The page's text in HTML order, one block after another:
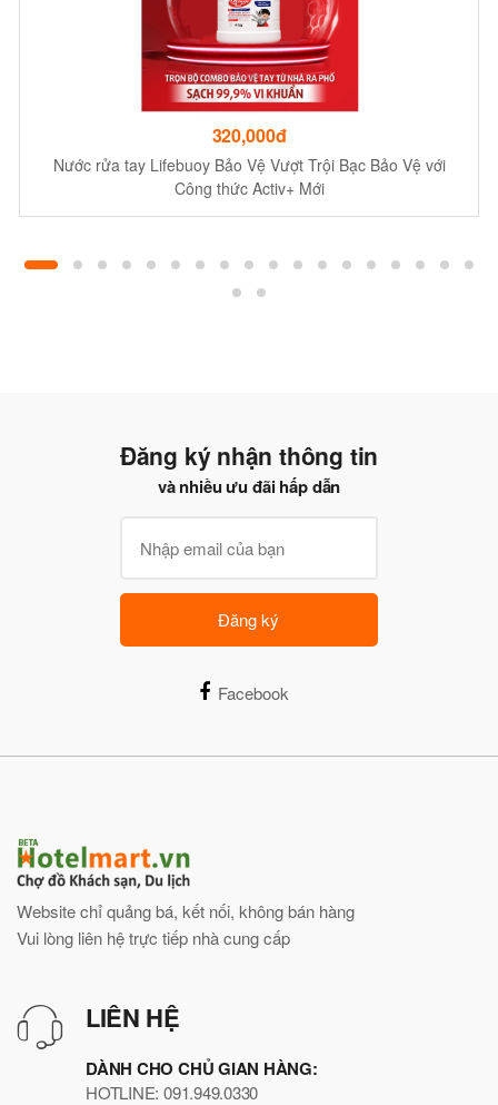
320,000đ
Nước rửa tay Lifebuoy Bảo Vệ Vượt Trội Bạc Bảo Vệ với
Công thức Activ+ Mới
Đăng ký nhận thông tin
và nhiều ưu đãi hấp dẫn
Đăng ký
Facebook
Website chỉ quảng bá, kết nối, không bán hàng
Vui lòng liên hệ trực tiếp nhà cung cấp
LIÊN HỆ
DÀNH CHO CHỦ GIAN HÀNG:
HOTLINE: 091.949.0330